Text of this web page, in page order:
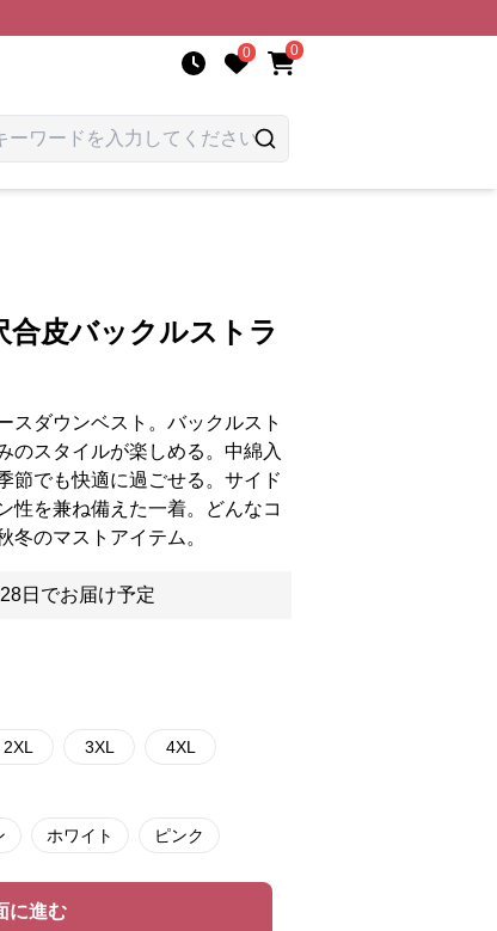
0 0
皮バックルストラ
スダウンベスト。バックルスト
のスタイルが楽しめる。中綿入
節でも快適に過ごせる。サイド
性を兼ね備えた一着。どんなコ
冬のマストアイテム。
日でお届け予定
2XL 3XL 4XL
ホワイト ピンク
に進む